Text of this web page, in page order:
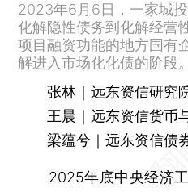
2023年6月6日，一家城
化解隐性债务到化解经营
项目融资功能的地方国有
解进入市场化化债的阶段。
张林｜远东资信研究
王晨｜远东资信货币
梁蕴兮｜远东资信债
2025年底中央经济工